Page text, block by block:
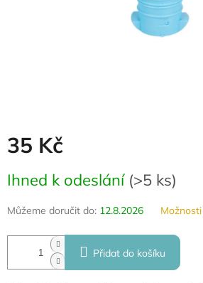
35 Kč
cena:
Ihned k odeslání (>5 ks)
Můžeme doručit do: 12.8.2026
Přidat do košíku